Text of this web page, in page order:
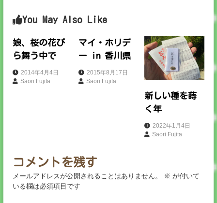
ビ
ゲ
ー
シ
You May Also Like
娘、桜の花び
ら舞う中で
2014年4月4日
Saori Fujita
マイ・ホリデ
ー in 香川県
2015年8月17日
Saori Fujita
新しい種を蒔
く年
2022年1月4日
Saori Fujita
コメントを残す
メールアドレスが公開されることはありません。 ※ が付いて
いる欄は必須項目です